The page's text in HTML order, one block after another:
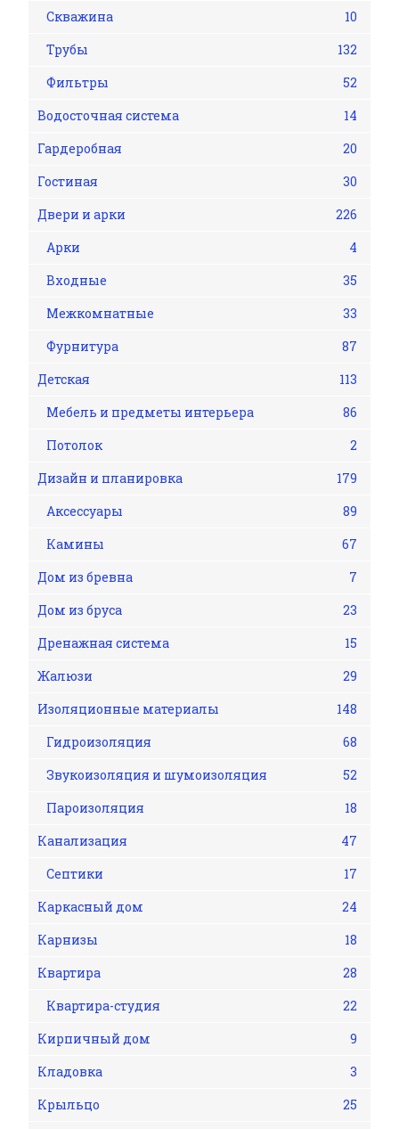
Скважина
10
Трубы
132
Фильтры
52
Водосточная система
14
Гардеробная
20
Гостиная
30
Двери и арки
226
Арки
4
Входные
35
Межкомнатные
33
Фурнитура
87
Детская
113
Мебель и предметы интерьера
86
Потолок
2
Дизайн и планировка
179
Аксессуары
89
Камины
67
Дом из бревна
7
Дом из бруса
23
Дренажная система
15
Жалюзи
29
Изоляционные материалы
148
Гидроизоляция
68
Звукоизоляция и шумоизоляция
52
Пароизоляция
18
Канализация
47
Септики
17
Каркасный дом
24
Карнизы
18
Квартира
28
Квартира-студия
22
Кирпичный дом
9
Кладовка
3
Крыльцо
25